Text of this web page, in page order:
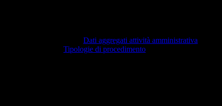
Dati aggregati attività amministrativa
Tipologie di procedimento